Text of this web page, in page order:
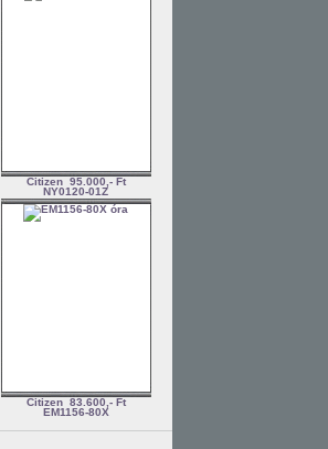
Citizen 95.000,- Ft
NY0120-01Z
Citizen 83.600,- Ft
EM1156-80X